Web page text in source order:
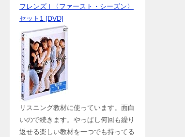
フレンズ I 〈ファースト・シーズン〉
セット1 [DVD]
リスニング教材に使っています。面白
いので続きます。やっぱし何回も繰り
返せる楽しい教材を一つでも持ってる